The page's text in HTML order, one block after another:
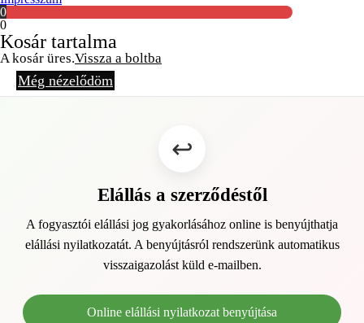
0
0
Kosár tartalma
A kosár üres.Vissza a boltba
Még nézelődöm
Elállás a szerződéstől
A fogyasztói elállási jog gyakorlásához online is benyújthatja
elállási nyilatkozatát. A benyújtásról rendszerünk automatikus
visszaigazolást küld e-mailben.
Online elállási nyilatkozat benyújtása